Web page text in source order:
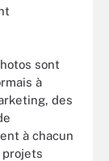
sont
à
des
à chacun
projets